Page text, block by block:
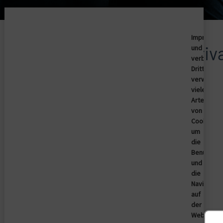
Wir stellen vor:
Imprivata
und
Dritte
verwenden
viele
Arten
von
Cookies,
um
die
und
die
Navigation
auf
der
Website